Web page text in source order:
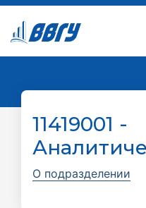
11419001 -
О подразделении